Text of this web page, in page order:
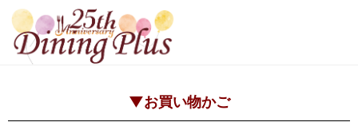
▼お買い物かご